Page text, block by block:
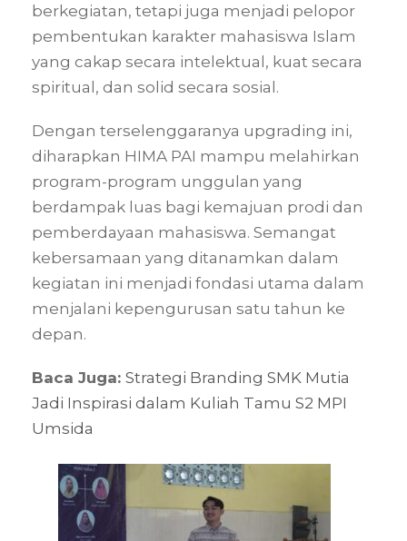
berkegiatan, tetapi juga menjadi pelopor
pembentukan karakter mahasiswa Islam
yang cakap secara intelektual, kuat secara
spiritual, dan solid secara sosial.
Dengan terselenggaranya upgrading ini,
diharapkan HIMA PAI mampu melahirkan
program-program unggulan yang
berdampak luas bagi kemajuan prodi dan
pemberdayaan mahasiswa. Semangat
kebersamaan yang ditanamkan dalam
kegiatan ini menjadi fondasi utama dalam
menjalani kepengurusan satu tahun ke
depan.
Baca Juga: Strategi Branding SMK Mutia
Jadi Inspirasi dalam Kuliah Tamu S2 MPI
Umsida